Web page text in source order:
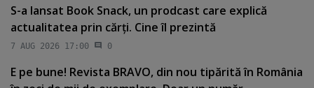
S-a lansat Book Snack, un prodcast care explică
actualitatea prin cărţi. Cine îl prezintă
7 AUG 2026 17:00 0
E pe bune! Revista BRAVO, din nou tipărită în România